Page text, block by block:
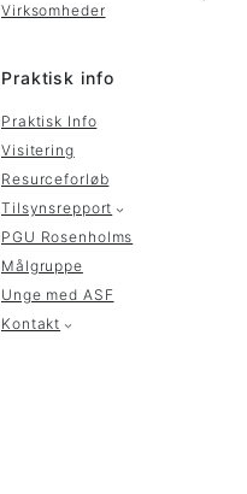
Virksomheder
Praktisk info
Praktisk Info
Visitering
Resurceforløb
Tilsynsrepport
PGU Rosenholms
Målgruppe
Unge med ASF
Kontakt